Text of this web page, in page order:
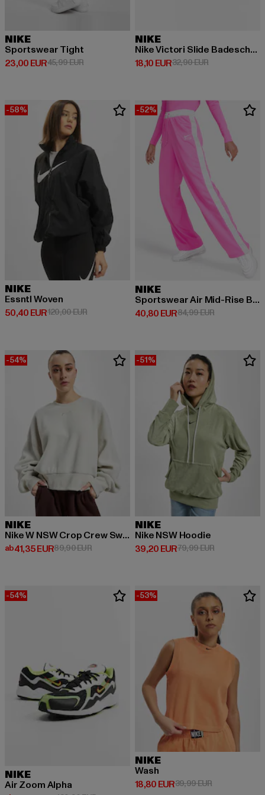
NIKE
Sportswear Tight
23,00 EUR
Derzeitiger Preis: 23,00 EUR
45,99 EURAktionspreis: 45,99 EUR
NIKE
Nike Victori Slide Badeschuhe
18,10 EUR
Derzeitiger Preis: 18,10 EUR
32,90 EURAktionspreis:
-58%
NIKE
Essntl Woven
50,40 EUR
Derzeitiger Preis: 50,40 EUR
120,00 EURAktionspreis: 120,00 EUR
-52%
NIKE
Sportswear Air Mid-Rise Breakaway Pants
40,80 EUR
Derzeitiger Preis: 40,80 EUR
84,99 EURAktionspreis:
-54%
NIKE
Nike W NSW Crop Crew Sweater
ab41,35 EUR
Derzeitiger Preis: ab 41,35 EUR
89,90 EURAktionspreis: 89,90 EUR
-51%
NIKE
Nike NSW Hoodie
39,20 EUR
Derzeitiger Preis: 39,20 EUR
79,99 EURAktionspreis:
-54%
NIKE
Air Zoom Alpha
-53%
NIKE
Wash
18,80 EUR
Derzeitiger Preis: 18,80 EUR
39,99 EURAktionspreis: